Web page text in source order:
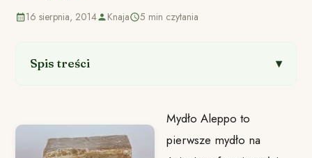
16 sierpnia, 2014 Knaja 5 min czytania
Spis treści
Mydło Aleppo to
pierwsze mydło na